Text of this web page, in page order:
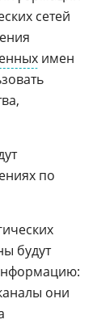
сетей
имен
по
будут
они